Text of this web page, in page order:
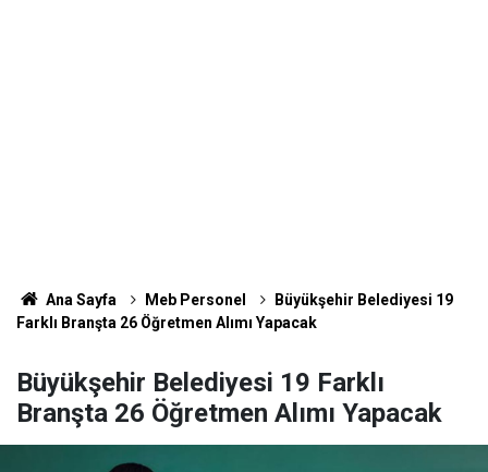
Ana Sayfa Meb Personel
Büyükşehir Belediyesi 19
Farklı Branşta 26 Öğretmen Alımı Yapacak
Büyükşehir Belediyesi 19 Farklı
Branşta 26 Öğretmen Alımı Yapacak